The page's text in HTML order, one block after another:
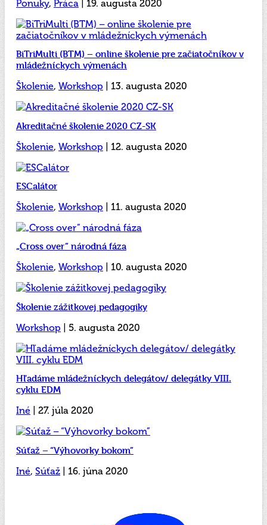
Ponuky, Práca | 19. augusta 2020
BiTriMulti (BTM) – online školenie pre začiatočníkov v
mládežníckych výmenách
Školenie, Workshop | 13. augusta 2020
Akreditačné školenie 2020 CZ-SK
Školenie, Workshop | 12. augusta 2020
ESCalátor
Školenie, Workshop | 11. augusta 2020
„Cross over” národná fáza
Školenie, Workshop | 10. augusta 2020
Školenie zážitkovej pedagogiky
Workshop | 5. augusta 2020
Hľadáme mládežníckych delegátov/ delegátky VIII.
cyklu EDM
Iné | 27. júla 2020
Súťaž – “Výhovorky bokom”
Iné, Súťaž | 16. júna 2020